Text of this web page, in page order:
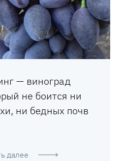
— виноград
не боится ни
ни бедных почв
далее